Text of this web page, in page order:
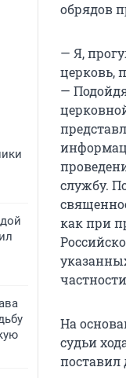
обрядов
— Я,
церковь,
—
службу.
как при
На
судьи
поставил